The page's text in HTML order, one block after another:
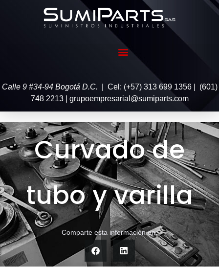
Calle 9 #34-94 Bogotá D.C. | Cel: (+57) 313 699 1356 | (601)
748 2213 | grupoempresarial@sumiparts.com
Curvado de
tubo y varilla
Comparte esta información en: